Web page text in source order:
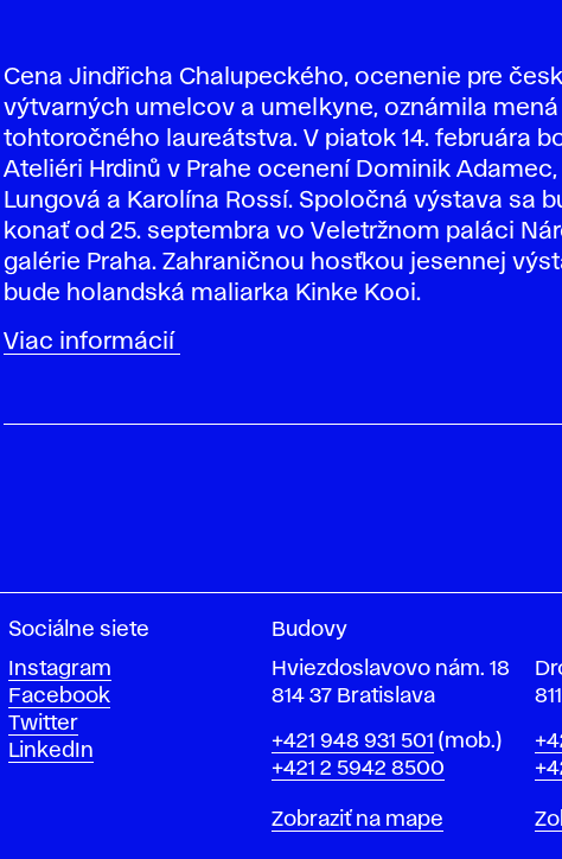
Cena Jindřicha Chalupeckého, ocenenie pre
výtvarných umelcov a umelkyne, oznámila mená
tohtoročného laureátstva. V piatok 14. februára
Ateliéri Hrdinů v Prahe ocenení Dominik Adamec,
Lungová a Karolína Rossí. Spoločná výstava sa
konať od 25. septembra vo Veletržnom paláci
galérie Praha. Zahraničnou hosťkou jesennej
bude holandská maliarka Kinke Kooi.
Viac informácií
Sociálne siete
Instagram
Facebook
Twitter
LinkedIn
Budovy
Hviezdoslavovo nám. 18
814 37 Bratislava
Telefón
+421 948 931 501 (mob.)
+421 2 5942 8500
Mapa
Zobraziť na mape